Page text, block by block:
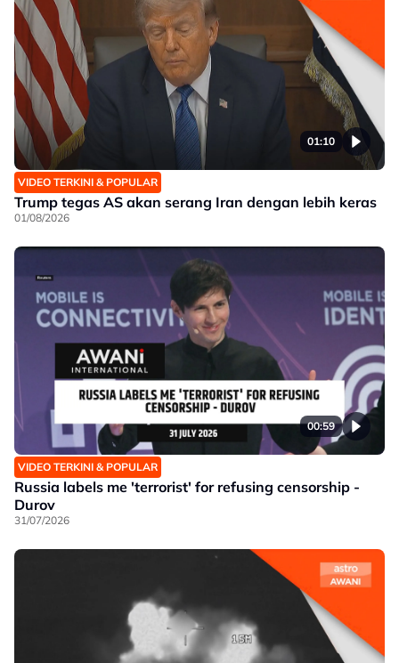
01:10
VIDEO TERKINI & POPULAR
Trump tegas AS akan serang Iran dengan lebih keras
01/08/2026
00:59
VIDEO TERKINI & POPULAR
Russia labels me 'terrorist' for refusing censorship -
Durov
31/07/2026